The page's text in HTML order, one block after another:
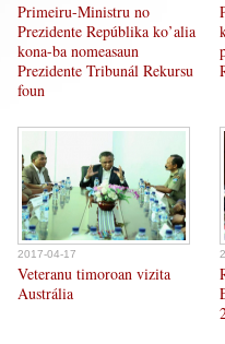
Primeiru-Ministru no
Prezidente Repúblika ko’alia
kona-ba nomeasaun
Prezidente Tribunál Rekursu
foun
2017-04-17
Veteranu timoroan vizita
Austrália